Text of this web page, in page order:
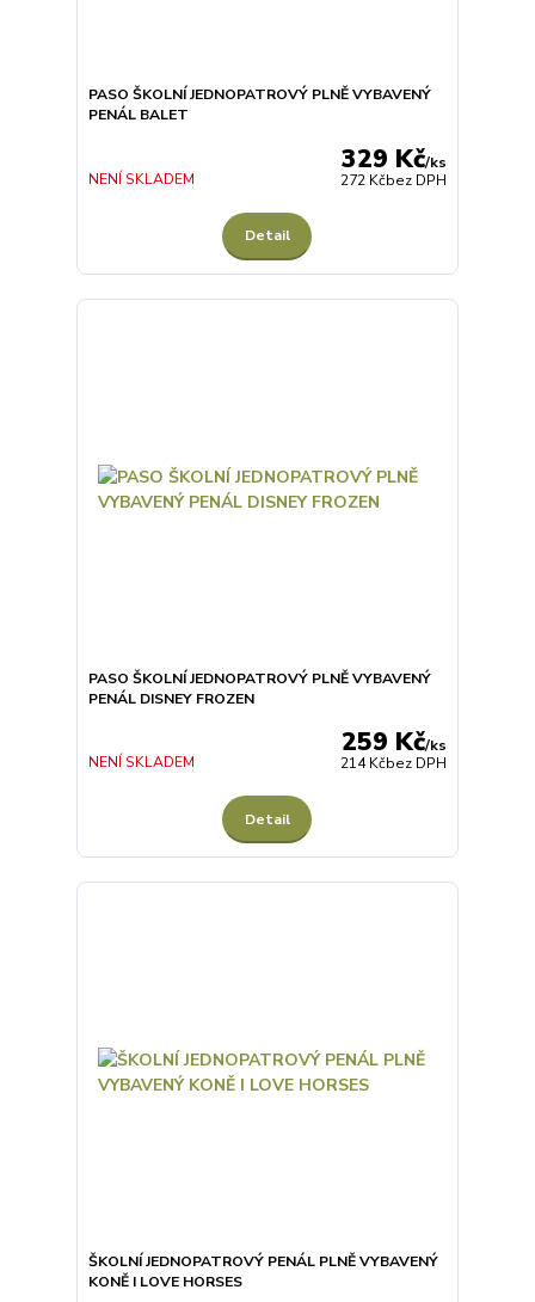
PASO ŠKOLNÍ JEDNOPATROVÝ PLNĚ VYBAVENÝ
PENÁL BALET
329 Kč/ks
272 Kčbez DPH
NENÍ SKLADEM
Detail
PASO ŠKOLNÍ JEDNOPATROVÝ PLNĚ VYBAVENÝ
PENÁL DISNEY FROZEN
259 Kč/ks
214 Kčbez DPH
NENÍ SKLADEM
Detail
ŠKOLNÍ JEDNOPATROVÝ PENÁL PLNĚ VYBAVENÝ
KONĚ I LOVE HORSES